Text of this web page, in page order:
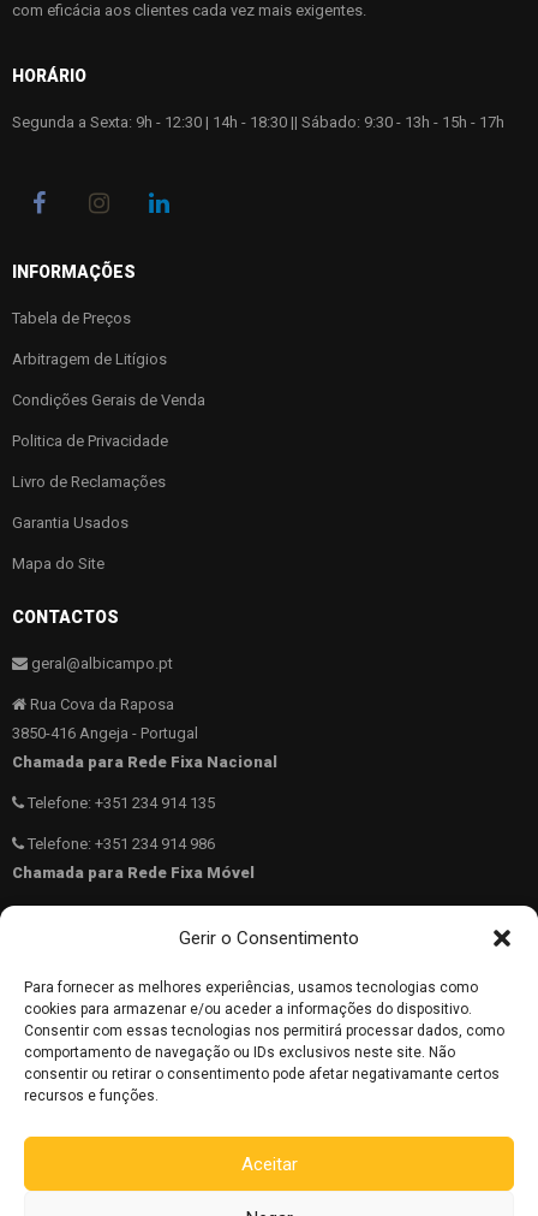
Gerir o Consentimento
Para fornecer as melhores experiências, usamos tecnologias como
cookies para armazenar e/ou aceder a informações do dispositivo.
Consentir com essas tecnologias nos permitirá processar dados, como
comportamento de navegação ou IDs exclusivos neste site. Não
consentir ou retirar o consentimento pode afetar negativamante certos
recursos e funções.
Aceitar
com eficácia aos clientes cada vez mais exigentes.
HORÁRIO
Segunda a Sexta: 9h - 12:30 | 14h - 18:30 || Sábado: 9:30 - 13h - 15h - 17h
INFORMAÇÕES
Tabela de Preços
Arbitragem de Litígios
Condições Gerais de Venda
Politica de Privacidade
Livro de Reclamações
Garantia Usados
Mapa do Site
CONTACTOS
geral@albicampo.pt
Rua Cova da Raposa
3850-416 Angeja - Portugal
Chamada para Rede Fixa Nacional
Telefone: +351 234 914 135
Telefone: +351 234 914 986
Chamada para Rede Fixa Móvel
962 783 836
Copyright © 2025 ALBICAMPO. todos os direitos reservados.